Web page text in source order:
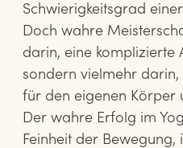
Schwierigkeitsgrad
Doch wahre
darin, eine komplizierte
sondern vielmehr darin,
für den eigenen Körper
Der wahre Erfolg im
Feinheit der Bewegung,